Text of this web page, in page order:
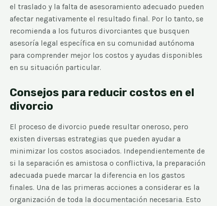
el traslado y la falta de asesoramiento adecuado pueden
afectar negativamente el resultado final. Por lo tanto, se
recomienda a los futuros divorciantes que busquen
asesoría legal específica en su comunidad autónoma
para comprender mejor los costos y ayudas disponibles
en su situación particular.
Consejos para reducir costos en el
divorcio
El proceso de divorcio puede resultar oneroso, pero
existen diversas estrategias que pueden ayudar a
minimizar los costos asociados. Independientemente de
si la separación es amistosa o conflictiva, la preparación
adecuada puede marcar la diferencia en los gastos
finales. Una de las primeras acciones a considerar es la
organización de toda la documentación necesaria. Esto